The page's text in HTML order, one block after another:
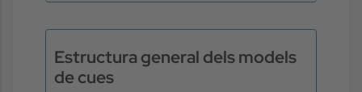
Estructura general dels models
de cues